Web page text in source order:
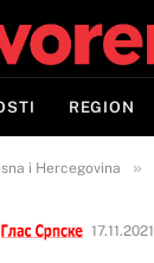
REGION
i Hercegovina »
17.11.2021